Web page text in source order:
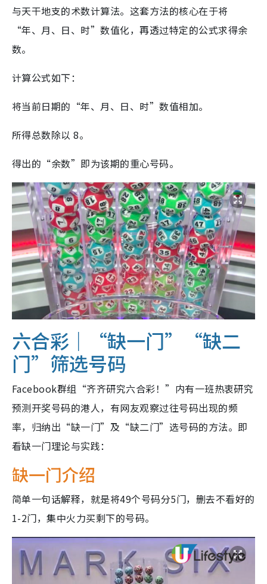
与天干地支的术数计算法。这套方法的核心在于将
“年、月、日、时”数值化，再透过特定的公式求得余
数。
计算公式如下：
将当前日期的“年、月、日、时”数值相加。
所得总数除以 8。
得出的“余数”即为该期的重心号码。
六合彩｜“缺一门”“缺二
门”筛选号码
Facebook群组“齐齐研究六合彩！”内有一班热衷研究
预测开奖号码的港人，有网友观察过往号码出现的频
率，归纳出“缺一门”及“缺二门”选号码的方法。即
看缺一门理论与实践：
缺一门介绍
简单一句话解释，就是将49个号码分5门，删去不看好的
1-2门，集中火力买剩下的号码。